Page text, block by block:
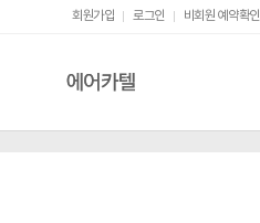
회원가입 로그인 비회원 예약확인
에어카텔